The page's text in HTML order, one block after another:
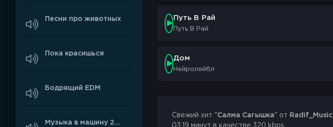
Путь В Рай
Путь В Рай
Дом
Нейролейбл
Свежий хит "Салма Сагышка" от Radif_Music
03:19 минут в качестве 320 kbps.
Песни про животных
Пока красишься
Бодрящий EDM
Музыка в машину 2026